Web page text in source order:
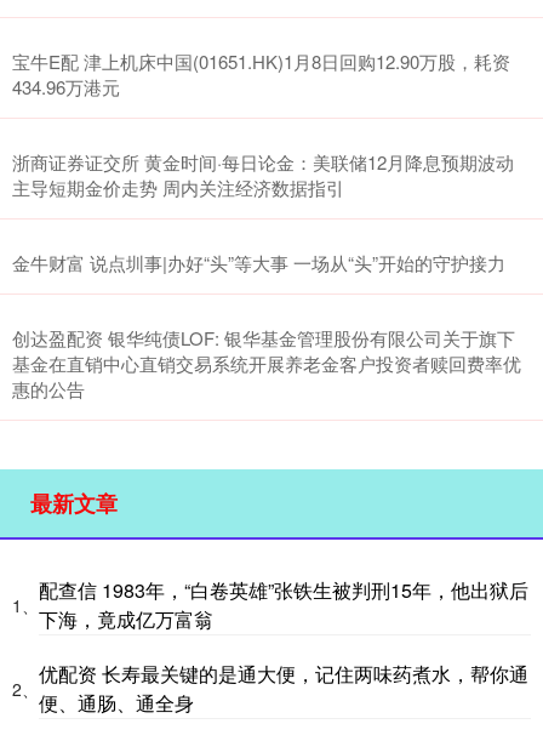
宝牛E配 津上机床中国(01651.HK)1月8日回购12.90万股，耗资
434.96万港元
浙商证券证交所 黄金时间·每日论金：美联储12月降息预期波动
主导短期金价走势 周内关注经济数据指引
金牛财富 说点圳事|办好“头”等大事 一场从“头”开始的守护接力
创达盈配资 银华纯债LOF: 银华基金管理股份有限公司关于旗下
基金在直销中心直销交易系统开展养老金客户投资者赎回费率优
惠的公告
最新文章
1、
配查信 1983年，“白卷英雄”张铁生被判刑15年，他出狱后
下海，竟成亿万富翁
2、
优配资 长寿最关键的是通大便，记住两味药煮水，帮你通
便、通肠、通全身